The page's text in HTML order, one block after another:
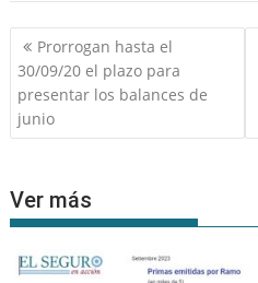
Navegación
de
entradas
Prorrogan hasta el
30/09/20 el plazo para
presentar los balances de
junio
Ver más